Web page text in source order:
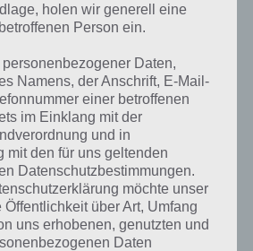
zur Lösung Hotel
holen wir generell eine
Person ein.
Daten,
Namens, der Anschrift, E-Mail-
einer betroffenen
im Einklang mit der
und in
mit den für uns geltenden
Datenschutzbestimmungen.
möchte unser
über Art, Umfang
uns erhobenen, genutzten und
Daten